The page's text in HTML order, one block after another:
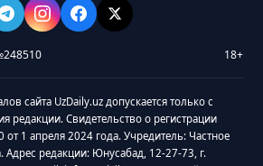
18+
сайта UzDaily.uz допускается только с
редакции. Свидетельство о регистрации
1 апреля 2024 года. Учредитель: Частное
Адрес редакции: Юнусабад, 12-27-73, г.